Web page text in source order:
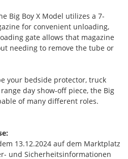
Big Boy X Model utilizes a 7-
for convenient unloading,
gate allows that magazine
needing to remove the tube or
your bedside protector, truck
day show-off piece, the Big
of many different roles.
13.12.2024 auf dem Marktplatz
und Sicherheitsinformationen